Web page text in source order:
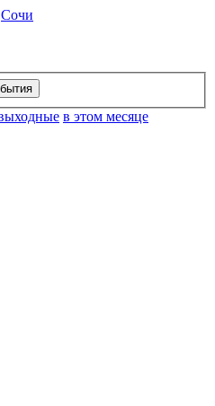
Сочи
в этом месяце